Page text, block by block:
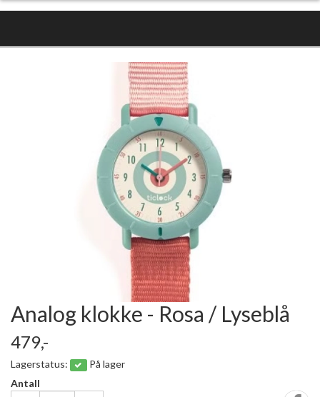
Analog klokke - Rosa / Lyseblå
479,-
Lagerstatus:
På lager
Antall